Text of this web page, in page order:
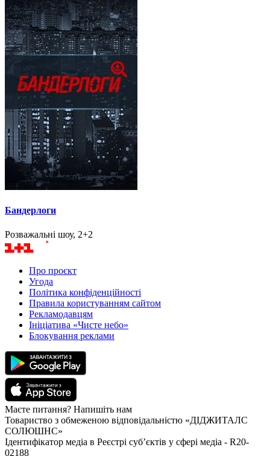
Бандерлоги
Розважальні шоу, 2+2
Про проєкт
Угода
Політика конфіденційності
Правила користуванням сайтом
Рекламодавцям
Ініціатива «Чисте небо»
Блокування реклами
Маєте питання? Напишіть нам
Товариство з обмеженою відповідальністю «ДІДЖИТАЛС
СОЛЮШНС»
Ідентифікатор медіа в Реєстрі суб’єктів у сфері медіа - R20-
02188